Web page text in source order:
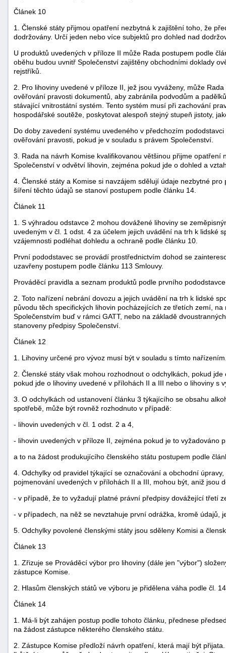
Článek 10
1. Členské státy přijmou opatření nezbytná k zajištění toho, že
dodržovány. Určí jeden nebo více subjektů pro dohled nad
U produktů uvedených v příloze II může Rada postupem podle
oběhu budou uvnitř Společenství zajištěny obchodními doklady
rejstříků.
2. Pro lihoviny uvedené v příloze II, jež jsou vyváženy, může
ověřování pravosti dokumentů, aby zabránila podvodům a
stávající vnitrostátní systém. Tento systém musí při zachování
hospodářské soutěže, poskytovat alespoň stejný stupeň jistoty,
Do doby zavedení systému uvedeného v předchozím
ověřování pravosti, pokud je v souladu s právem Společenství.
3. Rada na návrh Komise kvalifikovanou většinou přijme
Společenství v odvětví lihovin, zejména pokud jde o dohled a
4. Členské státy a Komise si navzájem sdělují údaje nezbytné
šíření těchto údajů se stanoví postupem podle článku 14.
Článek 11
1. S výhradou odstavce 2 mohou dovážené lihoviny se
uvedeným v čl. 1 odst. 4 za účelem jejich uvádění na trh k lidské
vzájemnosti podléhat dohledu a ochraně podle článku 10.
První pododstavec se provádí prostřednictvím dohod se
uzavřeny postupem podle článku 113 Smlouvy.
Prováděcí pravidla a seznam produktů podle prvního
2. Toto nařízení nebrání dovozu a jejich uvádění na trh k lidské
původu těch specifických lihovin pocházejících ze třetích zemí,
Společenstvím buď v rámci GATT, nebo na základě
stanoveny předpisy Společenství.
Článek 12
1. Lihoviny určené pro vývoz musí být v souladu s tímto
2. Členské státy však mohou rozhodnout o odchylkách, pokud
pokud jde o lihoviny uvedené v přílohách II a III nebo o lihoviny s
3. O odchylkách od ustanovení článku 3 týkajícího se obsahu
spotřebě, může být rovněž rozhodnuto v případě:
- lihovin uvedených v čl. 1 odst. 2 a 4,
- lihovin uvedených v příloze II, zejména pokud je to vyžadováno
a to na žádost produkujícího členského státu postupem podle
4. Odchylky od pravidel týkající se označování a obchodní
pojmenování uvedených v přílohách II a III, mohou být, aniž jsou
- v případě, že to vyžadují platné právní předpisy dovážející třetí
- v případech, na něž se nevztahuje první odrážka, kromě údajů,
5. Odchylky povolené členskými státy jsou sděleny Komisi a
Článek 13
1. Zřizuje se Prováděcí výbor pro lihoviny (dále jen "výbor")
zástupce Komise.
2. Hlasům členských států ve výboru je přidělena váha podle čl.
Článek 14
1. Má-li být zahájen postup podle tohoto článku, přednese
na žádost zástupce některého členského státu.
2. Zástupce Komise předloží návrh opatření, která mají být